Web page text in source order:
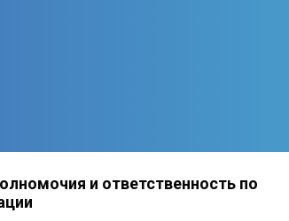
и ответственность по